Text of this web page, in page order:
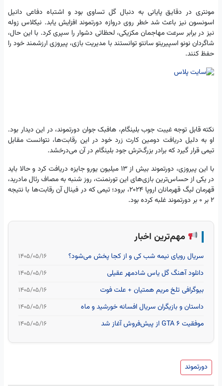
مونتری در دقایق پایانی به دنبال گل تساوی بود و اشتباه دفاعی دانیل
اسونسون نیز باعث شد خطر روی دروازه دورتموند افزایش یابد. نیکلاس زوله
نیز در برابر سرعت مهاجمان مکزیکی، لحظاتی دشوار را سپری کرد. با این حال،
شاگردان نونو اسپیریتو سانتو توانستند با مدیریت بازی، پیروزی ارزشمند خود را
حفظ کنند.
نکته قابل توجه غیبت جوب بلینگام، هافبک جوان دورتموند، در این دیدار بود.
او به دلیل دریافت دومین کارت زرد خود در این رقابت‌ها، نتوانست مقابل
تیمی قرار گیرد که برادر بزرگ‌ترش جود بلینگام در آن می‌درخشد.
با این پیروزی، دورتموند بیش از ۱۳ میلیون یورو جایزه دریافت کرد و حالا باید
در یکی از حساس‌ترین بازی‌های این تورنمنت، روز شنبه به مصاف رئال مادرید،
قهرمان لیگ قهرمانان اروپا ۲۰۲۴، برود؛ تیمی که در فینال آن رقابت‌ها با نتیجه
۲ بر ۰ بر دورتموند غلبه کرده بود.
مهم‌ترین اخبار
سریال رویای نیمه شب کی و از کجا پخش می‌شود؟ ۱۴۰۵/۰۵/۱۶
دانلود آهنگ گل یاس شادمهر عقیلی ۱۴۰۵/۰۵/۱۶
بیوگرافی تلخ مریم همتیان + علت فوت ۱۴۰۵/۰۵/۱۶
داستان و بازیگران سریال افسانه خورشید و ماه ۱۴۰۵/۰۵/۱۶
موفقیت GTA 6 از پیش‌فروش آغاز شد ۱۴۰۵/۰۵/۱۶
دورتموند